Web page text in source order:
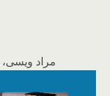
مراد ویسی،